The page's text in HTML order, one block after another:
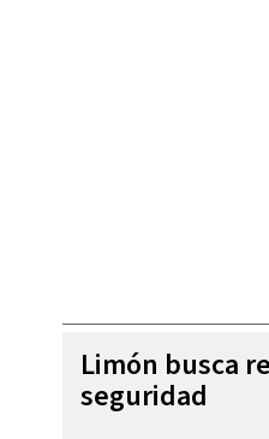
Limón busca
seguridad